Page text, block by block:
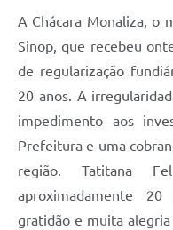
A Chácara Monaliza, o
Sinop, que recebeu
de regularização
20 anos. A
impedimento aos
Prefeitura e uma
região. Tatitana
aproximadamente
gratidão e muita